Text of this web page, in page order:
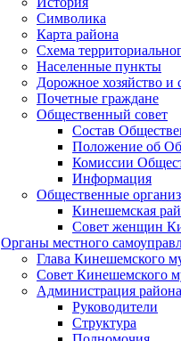
Символика
Карта района
Схема
Населенные пункты
Дорожное хозяйство и
Почетные граждане
Общественный совет
Состав
Положение об
Комиссии
Информация
Общественные
Кинешемская
Совет женщин
Органы местного
Глава Кинешемского
Совет Кинешемского
Администрация района
Руководители
Структура